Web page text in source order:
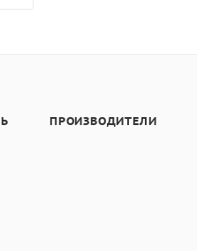
ПРОИЗВОДИТЕЛИ